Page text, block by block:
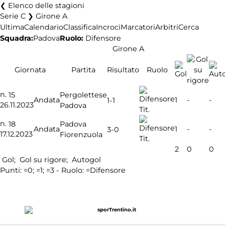
Elenco delle stagioni
Serie C ❯ Girone A
UltimaCalendarioClassificaIncrociMarcatoriArbitriCerca
Squadra:PadovaRuolo: Difensore
Girone A
Giornata Partita Risultato Ruolo
n. 15
26.11.2023
Andata
Pergolettese
Padova
1-1
Tit.
1 - -
n. 18
17.12.2023
Andata
Padova
Fiorenzuola
3-0
Tit.
1 - -
2 0
0
Gol; Gol su rigore; Autogol
Punti: =0; =1; =3 - Ruolo: =Difensore